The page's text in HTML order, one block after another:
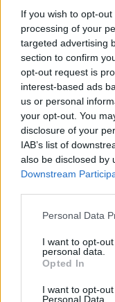
If you wish to opt-
processing of your
targeted advertising
section to confirm
opt-out request is
interest-based ads
us or personal
your opt-out. You
disclosure of your
IAB’s list of
also be disclosed by
Downstream
Please note that
not limited to your
grant or deny
use your data for
consent section.
Personal Data
I want to opt-
personal data.
Opted In
I want to opt-
Personal Data.